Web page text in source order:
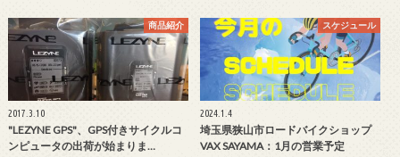
商品紹介
2017.3.10
"LEZYNE GPS"、GPS付きサイクルコ
ンピュータの出荷が始まりま…
スケジュール
2024.1.4
埼玉県狭山市ロードバイクショップ
VAX SAYAMA：1月の営業予定